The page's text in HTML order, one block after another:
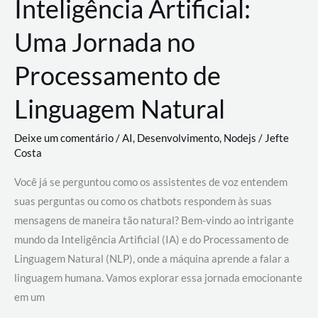
Inteligência Artificial:
Uma Jornada no
Processamento de
Linguagem Natural
Deixe um comentário/AI, Desenvolvimento, Nodejs / Jefte
Costa
Você já se perguntou como os assistentes de voz entendem
suas perguntas ou como os chatbots respondem às suas
mensagens de maneira tão natural? Bem-vindo ao intrigante
mundo da Inteligência Artificial (IA) e do Processamento de
Linguagem Natural (NLP), onde a máquina aprende a falar a
linguagem humana. Vamos explorar essa jornada emocionante
em um